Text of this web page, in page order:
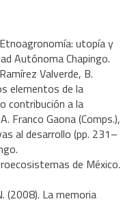
utopía y
Autónoma Chapingo.
Valverde, B.
elementos de la
contribución a la
Franco Gaona (Comps.),
al desarrollo (pp. 231–
de México.
(2008). La memoria